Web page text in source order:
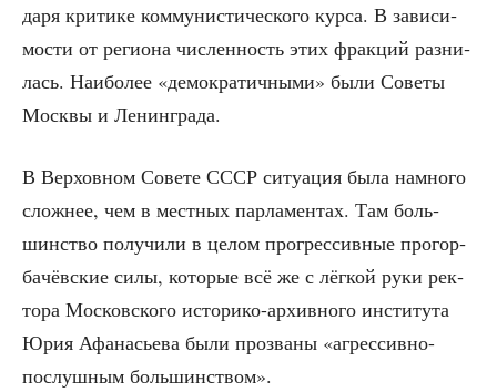
да­ря кри­ти­ке ком­му­ни­сти­че­ско­го кур­са. В зави­си­
мо­сти от реги­о­на чис­лен­ность этих фрак­ций раз­ни­
лась. Наи­бо­лее «демо­кра­тич­ны­ми» были Сове­ты
Моск­вы и Ленинграда.
В Вер­хов­ном Сове­те СССР ситу­а­ция была намно­го
слож­нее, чем в мест­ных пар­ла­мен­тах. Там боль­
шин­ство полу­чи­ли в целом про­грес­сив­ные про­гор­
ба­чёв­ские силы, кото­рые всё же с лёг­кой руки рек­
то­ра Мос­ков­ско­го исто­ри­ко-архив­но­го инсти­ту­та
Юрия Афа­на­сье­ва были про­зва­ны «агрес­сив­но-
послуш­ным большинством».